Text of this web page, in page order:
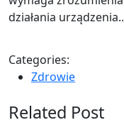
działania
Categories:
Zdrowie
Related Post